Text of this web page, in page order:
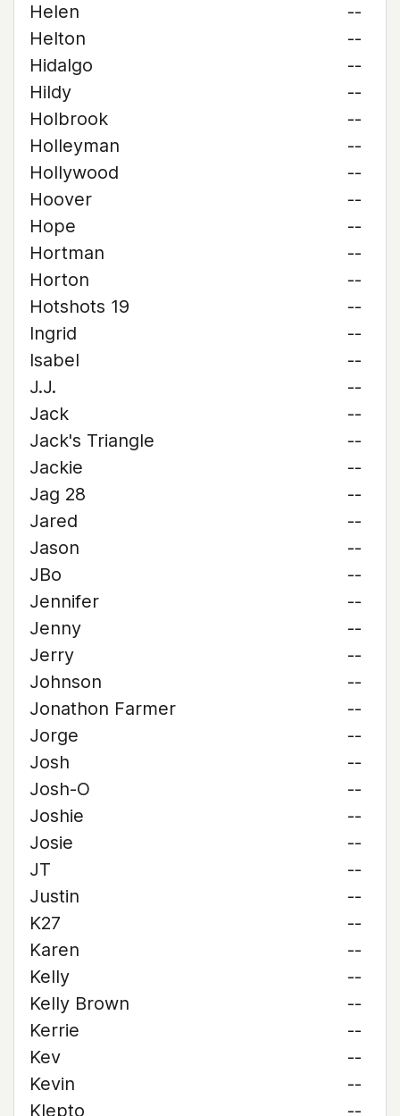
Helen
--
Helton
--
Hidalgo
--
Hildy
--
Holbrook
--
Holleyman
--
Hollywood
--
Hoover
--
Hope
--
Hortman
--
Horton
--
Hotshots 19
--
Ingrid
--
Isabel
--
J.J.
--
Jack
--
Jack's Triangle
--
Jackie
--
Jag 28
--
Jared
--
Jason
--
JBo
--
Jennifer
--
Jenny
--
Jerry
--
Johnson
--
Jonathon Farmer
--
Jorge
--
Josh
--
Josh-O
--
Joshie
--
Josie
--
JT
--
Justin
--
K27
--
Karen
--
Kelly
--
Kelly Brown
--
Kerrie
--
Kev
--
Kevin
--
Klepto
--